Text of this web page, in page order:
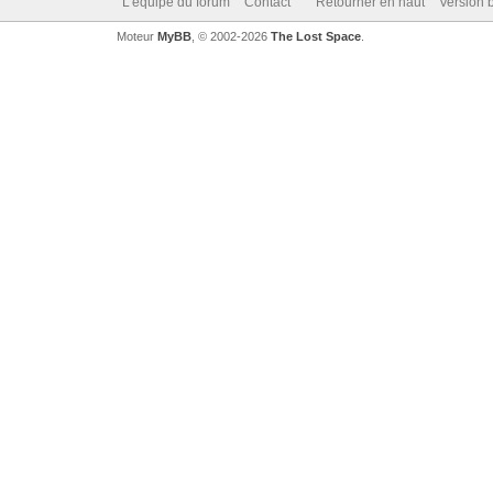
Moteur MyBB, © 2002-2026 The Lost Space.